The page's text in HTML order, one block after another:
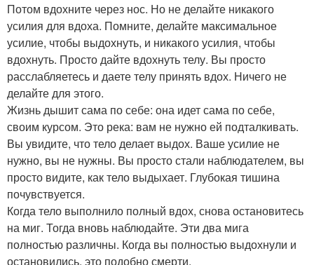
Потом вдохните через нос. Но не делайте никакого
усилия для вдоха. Помните, делайте максимальное
усилие, чтобы выдохнуть, и никакого усилия, чтобы
вдохнуть. Просто дайте вдохнуть телу. Вы просто
расслабляетесь и даете телу принять вдох. Ничего не
делайте для этого.
Жизнь дышит сама по себе: она идет сама по себе,
своим курсом. Это река: вам не нужно ей подталкивать.
Вы увидите, что тело делает выдох. Ваше усилие не
нужно, вы не нужны. Вы просто стали наблюдателем, вы
просто видите, как тело выдыхает. Глубокая тишина
почувствуется.
Когда тело выполнило полный вдох, снова остановитесь
на миг. Тогда вновь наблюдайте. Эти два мига
полностью различны. Когда вы полностью выдохнули и
остановились, это подобно смерти.